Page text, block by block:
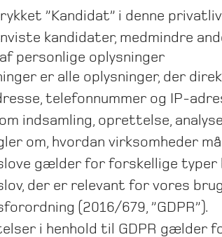
”Kandidat” i denne
kandidater, medmindre
personlige oplysninger
er alle oplysninger, der
telefonnummer og IP-
indsamling, oprettelse,
om, hvordan virksomheder
gælder for forskellige typer
der er relevant for vores
(2016/679, ”GDPR”).
i henhold til GDPR gælder